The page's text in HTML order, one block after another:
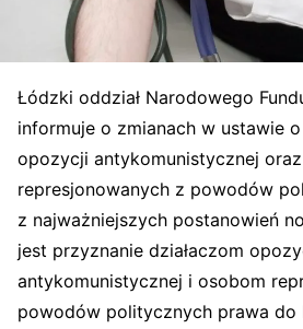
Łódzki oddział Narodowego
informuje o zmianach w ustawie o
opozycji antykomunistycznej
represjonowanych z powodów
z najważniejszych postanowień
jest przyznanie działaczom
antykomunistycznej i osobom
powodów politycznych prawa do